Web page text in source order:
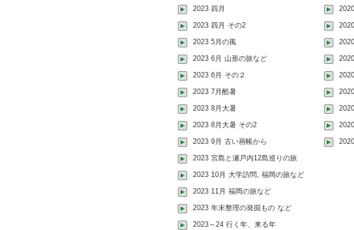
2023 四月
2023 四月 その2
2023 5月の風
2023 6月 山形の旅など
2023 6月 その２
2023 7月酷暑
2023 8月大暑
2023 8月大暑 その2
2023 9月 古い画帳から
2023 宮島と瀬戸内12島巡りの旅
2023 10月 大学訪問, 福岡の旅など
2023 11月 福岡の旅など
2023 年末整理の発掘もの など
2023～24 行く年、来る年